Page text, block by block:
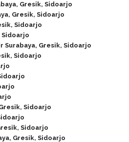
Gresik, Sidoarjo
Gresik, Sidoarjo
Sidoarjo
Sidoarjo
Surabaya, Gresik, Sidoarjo
Sidoarjo
Sidoarjo
Sidoarjo
Gresik, Sidoarjo